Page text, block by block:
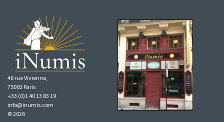
46 rue Vivienne,
75002 Paris
+33 (0)1 40 13 83 19
info@inumis.com
© 2026